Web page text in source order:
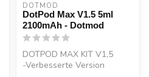
DOTMOD
DotPod Max V1.5 5ml
2100mAh - Dotmod
DOTPOD MAX KIT V1,5
-Verbesserte Version